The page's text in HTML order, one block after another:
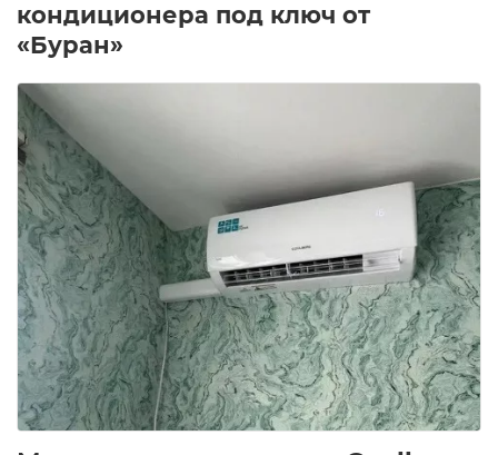
кондиционера под ключ от
«Буран»